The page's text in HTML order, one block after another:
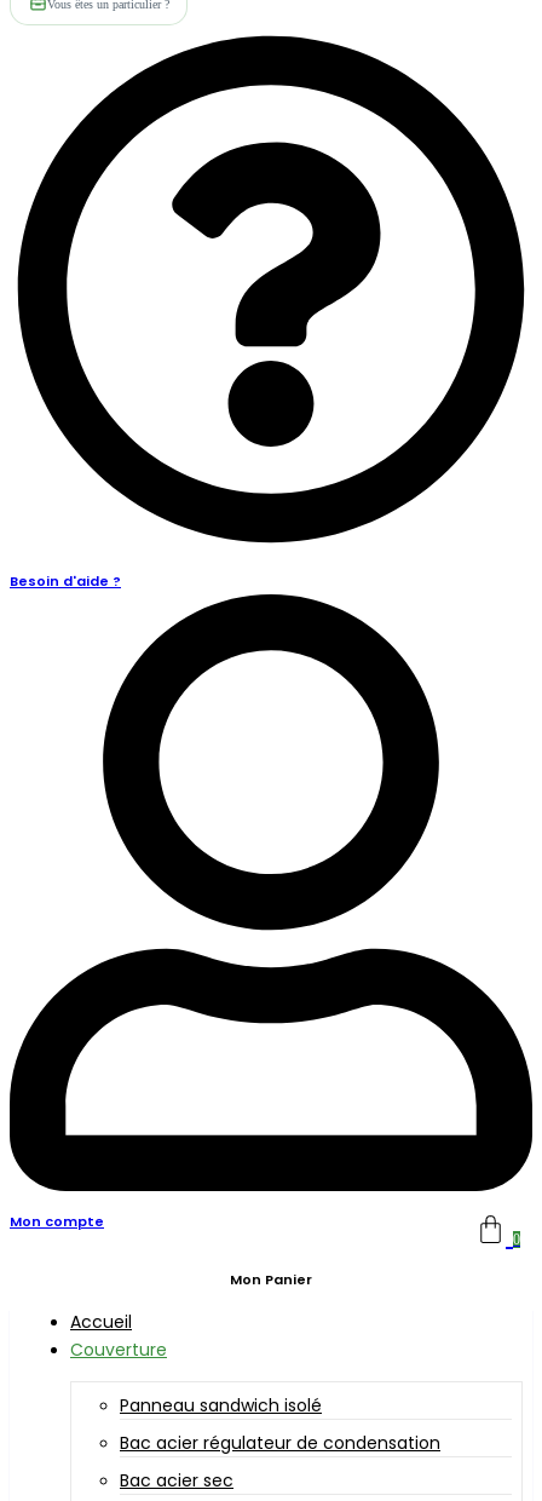
Vous êtes un particulier ?
Besoin d'aide ?
Mon compte
0
Mon Panier
Accueil
Couverture
Panneau sandwich isolé
Bac acier régulateur de condensation
Bac acier sec